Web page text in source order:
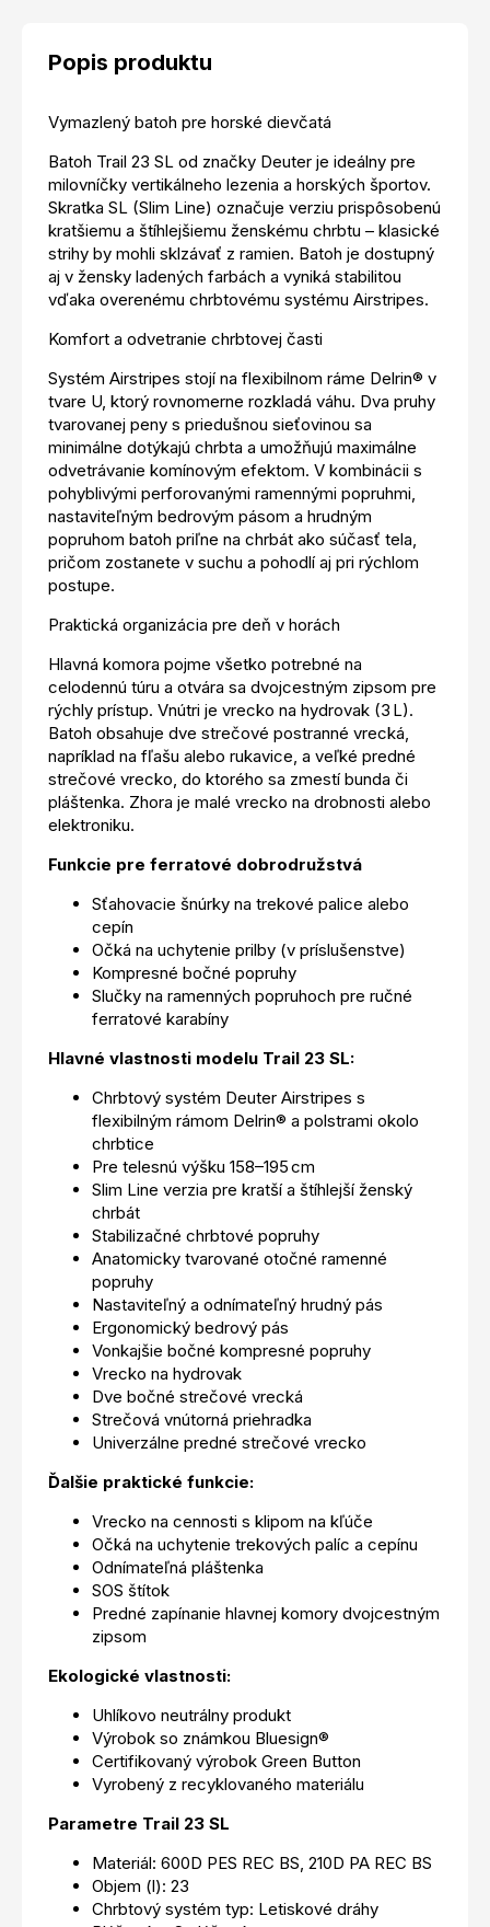
Popis produktu
Vymazlený batoh pre horské dievčatá
Batoh Trail 23 SL od značky Deuter je ideálny pre
milovníčky vertikálneho lezenia a horských športov.
Skratka SL (Slim Line) označuje verziu prispôsobenú
kratšiemu a štíhlejšiemu ženskému chrbtu – klasické
strihy by mohli sklzávať z ramien. Batoh je dostupný
aj v žensky ladených farbách a vyniká stabilitou
vďaka overenému chrbtovému systému Airstripes.
Komfort a odvetranie chrbtovej časti
Systém Airstripes stojí na flexibilnom ráme Delrin® v
tvare U, ktorý rovnomerne rozkladá váhu. Dva pruhy
tvarovanej peny s priedušnou sieťovinou sa
minimálne dotýkajú chrbta a umožňujú maximálne
odvetrávanie komínovým efektom. V kombinácii s
pohyblivými perforovanými ramennými popruhmi,
nastaviteľným bedrovým pásom a hrudným
popruhom batoh priľne na chrbát ako súčasť tela,
pričom zostanete v suchu a pohodlí aj pri rýchlom
postupe.
Praktická organizácia pre deň v horách
Hlavná komora pojme všetko potrebné na
celodennú túru a otvára sa dvojcestným zipsom pre
rýchly prístup. Vnútri je vrecko na hydrovak (3 L).
Batoh obsahuje dve strečové postranné vrecká,
napríklad na fľašu alebo rukavice, a veľké predné
strečové vrecko, do ktorého sa zmestí bunda či
pláštenka. Zhora je malé vrecko na drobnosti alebo
elektroniku.
Funkcie pre ferratové dobrodružstvá
Sťahovacie šnúrky na trekové palice alebo
cepín
Očká na uchytenie prilby (v príslušenstve)
Kompresné bočné popruhy
Slučky na ramenných popruhoch pre ručné
ferratové karabíny
Hlavné vlastnosti modelu Trail 23 SL:
Chrbtový systém Deuter Airstripes s
flexibilným rámom Delrin® a polstrami okolo
chrbtice
Pre telesnú výšku 158–195 cm
Slim Line verzia pre kratší a štíhlejší ženský
chrbát
Stabilizačné chrbtové popruhy
Anatomicky tvarované otočné ramenné
popruhy
Nastaviteľný a odnímateľný hrudný pás
Ergonomický bedrový pás
Vonkajšie bočné kompresné popruhy
Vrecko na hydrovak
Dve bočné strečové vrecká
Strečová vnútorná priehradka
Univerzálne predné strečové vrecko
Ďalšie praktické funkcie:
Vrecko na cennosti s klipom na kľúče
Očká na uchytenie trekových palíc a cepínu
Odnímateľná pláštenka
SOS štítok
Predné zapínanie hlavnej komory dvojcestným
zipsom
Ekologické vlastnosti:
Uhlíkovo neutrálny produkt
Výrobok so známkou Bluesign®
Certifikovaný výrobok Green Button
Vyrobený z recyklovaného materiálu
Parametre Trail 23 SL
Materiál: 600D PES REC BS, 210D PA REC BS
Objem (l): 23
Chrbtový systém typ: Letiskové dráhy